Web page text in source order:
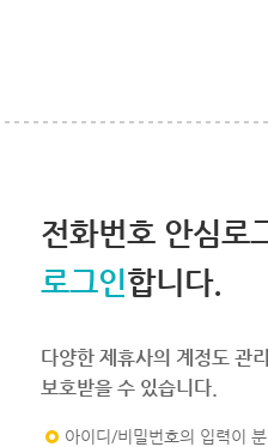
전화번호 안심로
로그인합니다.
다양한 제휴사의 계정도 관
보호받을 수 있습니다.
아이디/비밀번호의 입력이